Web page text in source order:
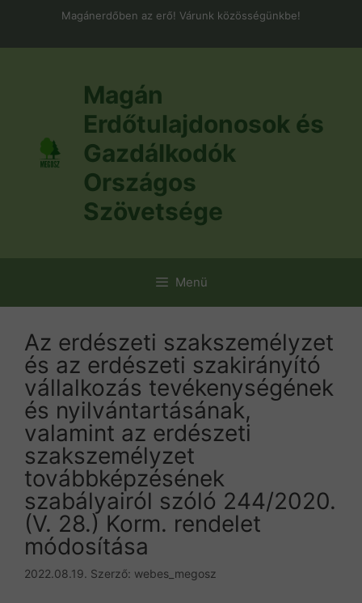
Magánerdőben az erő! Várunk közösségünkbe!
Magán
Erdőtulajdonosok és
Gazdálkodók
Országos
Szövetsége
Menü
Az erdészeti szakszemélyzet
és az erdészeti szakirányító
vállalkozás tevékenységének
és nyilvántartásának,
valamint az erdészeti
szakszemélyzet
továbbképzésének
szabályairól szóló 244/2020.
(V. 28.) Korm. rendelet
módosítása
2022.08.19. Szerző: webes_megosz